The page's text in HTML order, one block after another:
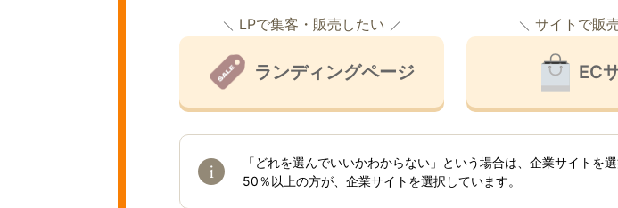
LPで集客・販売したい
ランディングページ
サイトで販
EC
「どれを選んでいいかわからない」という場合は、企業サイトを選
50％以上の方が、企業サイトを選択しています。